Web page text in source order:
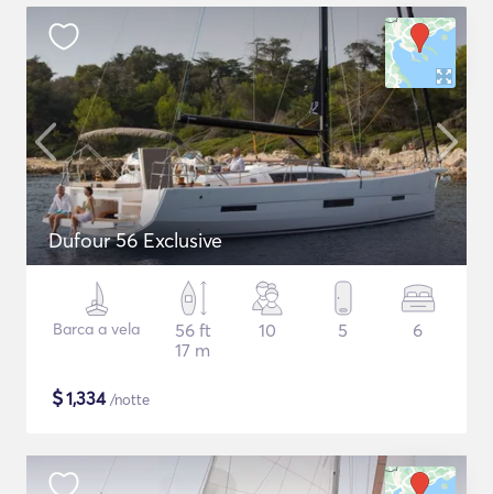
Dufour 56 Exclusive
Barca a vela
56 ft
17 m
10 5 6
$1,334/notte